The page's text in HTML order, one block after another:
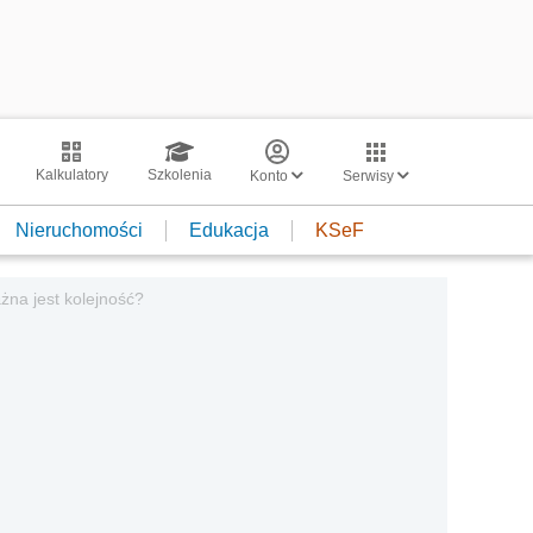
Kalkulatory Szkolenia Konto Serwisy
Nieruchomości Edukacja KSeF
jest kolejność?